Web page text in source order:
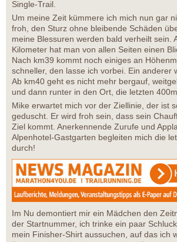
Single-Trail.
Um meine Zeit kümmere ich mich nun gar
froh, den Sturz ohne bleibende Schäden
meine Blessuren werden bald verheilt sein.
Kilometer hat man von allen Seiten einen
Nach km39 kommt noch einiges an
schneller, den lasse ich vorbei. Ein anderer
Ab km40 geht es nicht mehr bergauf,
und dann runter in den Ort, die letzten
Mike erwartet mich vor der Ziellinie, der ist
geduscht. Er wird froh sein, dass sein
Ziel kommt. Anerkennende Zurufe und
Alpenhotel-Gastgarten begleiten mich die
durch!
Im Nu demontiert mir ein Mädchen den
der Startnummer, ich trinke ein paar
mein Finisher-Shirt aussuchen, auf das ich